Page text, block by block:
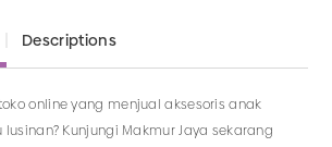
Descriptions
online yang menjual aksesoris anak
Kunjungi Makmur Jaya sekarang